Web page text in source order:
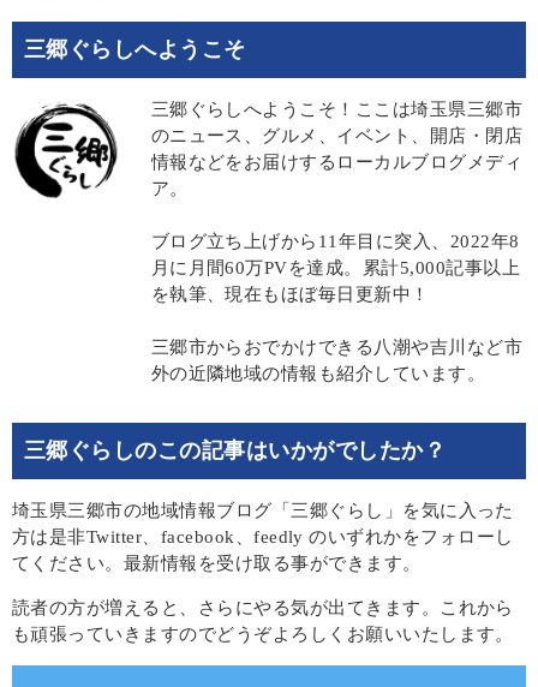
三郷ぐらしへようこそ
三郷ぐらしへようこそ！ここは埼玉県三郷市
のニュース、グルメ、イベント、開店・閉店
情報などをお届けするローカルブログメディ
ア。
ブログ立ち上げから11年目に突入、2022年8
月に月間60万PVを達成。累計5,000記事以上
を執筆、現在もほぼ毎日更新中！
三郷市からおでかけできる八潮や吉川など市
外の近隣地域の情報も紹介しています。
三郷ぐらしのこの記事はいかがでしたか？
埼玉県三郷市の地域情報ブログ「三郷ぐらし」を気に入った
方は是非Twitter、facebook、feedly のいずれかをフォローし
てください。最新情報を受け取る事ができます。
読者の方が増えると、さらにやる気が出てきます。これから
も頑張っていきますのでどうぞよろしくお願いいたします。